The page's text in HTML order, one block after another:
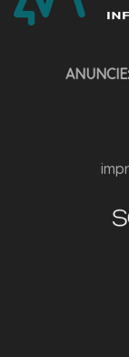
ANUNCIE: